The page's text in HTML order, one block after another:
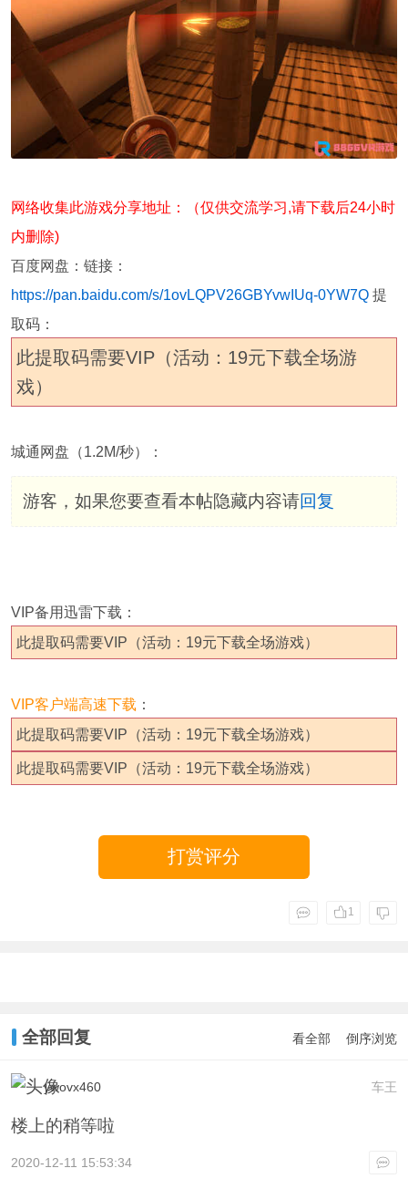
网络收集此游戏分享地址：（仅供交流学习,请下载后24小时
内删除)
百度网盘：链接：
https://pan.baidu.com/s/1ovLQPV26GBYvwIUq-0YW7Q 提
取码：
此提取码需要VIP（活动：19元下载全场游
戏）
城通网盘（1.2M/秒）：
游客，如果您要查看本帖隐藏内容请回复
VIP备用迅雷下载：
此提取码需要VIP（活动：19元下载全场游戏）
VIP客户端高速下载 ：
此提取码需要VIP（活动：19元下载全场游戏）
此提取码需要VIP（活动：19元下载全场游戏）
打赏评分
1
全部回复 看全部 倒序浏览
车王
ywovx460
楼上的稍等啦
2020-12-11 15:53:34